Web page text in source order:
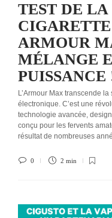
TEST DE
ARMOUR
MÉLANGE
PUISSANCE
L’Armour Max transcende
électronique. C’est une
technologie avancée,
conçu pour les fervents
résultat de nombreuses
0 2 min